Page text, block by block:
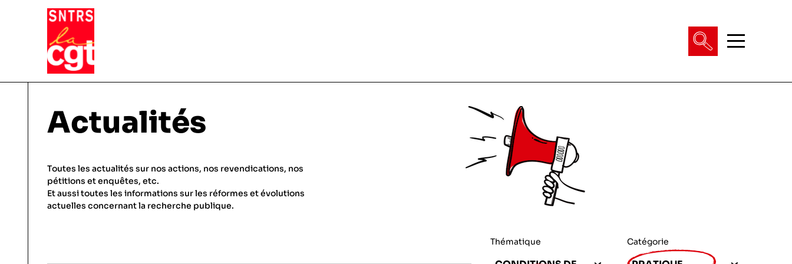
VIE DU SYNDICAT
Pourquoi et comment Adhérer
Notre fonctionnement
THÉMATIQUES
Conditions de travail
Actualités
Toutes les actualités sur nos actions, nos revendications, nos
pétitions et enquêtes, etc.
Et aussi toutes les informations sur les réformes et évolutions
actuelles concernant la recherche publique.
Thématique Catégorie